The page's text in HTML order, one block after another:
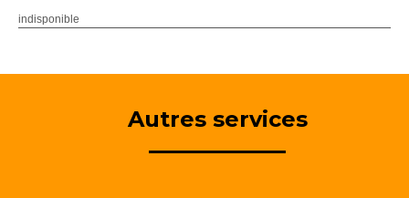
indisponible
Autres services